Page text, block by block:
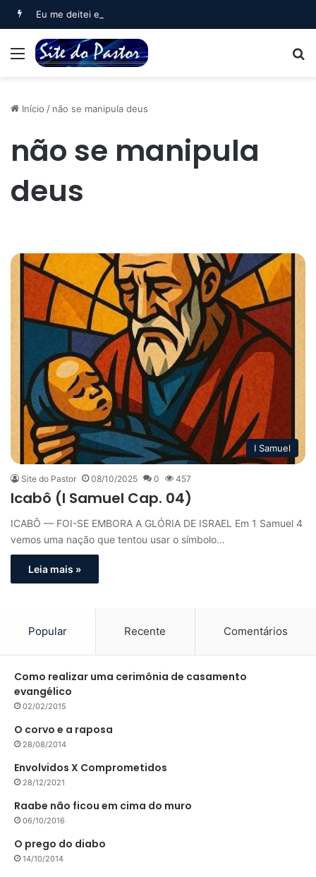
Eu me deitei e dormi (Salmo 3)
Menu
Início / não se manipula deus
não se manipula
deus
I Samuel
Site do Pastor 08/10/2025 0 457
Icabô (I Samuel Cap. 04)
ICABÔ — FOI-SE EMBORA A GLÓRIA DE ISRAEL Em 1 Samuel 4
vemos uma nação que tentou usar o símbolo…
Leia mais »
Popular Recente Comentários
Como realizar uma cerimônia de casamento
evangélico
02/02/2015
O corvo e a raposa
28/08/2014
Envolvidos X Comprometidos
28/12/2021
Raabe não ficou em cima do muro
06/10/2016
O prego do diabo
14/10/2014